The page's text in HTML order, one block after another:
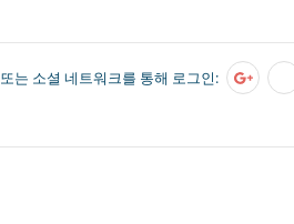
또는 소셜 네트워크를 통해 로그인: